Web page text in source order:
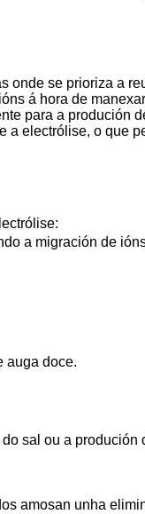
onde se prioriza a
á hora de
para a produción
a electrólise, o que
a migración de
auga doce.
sal ou a produción
amosan unha